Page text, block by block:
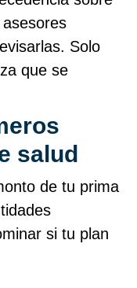
Solo
que se
salud
de tu prima
si tu plan